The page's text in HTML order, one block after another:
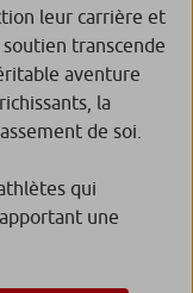
leur carrière et
transcende
aventure
la
de soi.
qui
une